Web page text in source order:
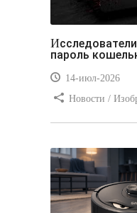
Исследователи сбросили
пароль
14-июл-2026
Новости /
/ Вёрстка / Видео